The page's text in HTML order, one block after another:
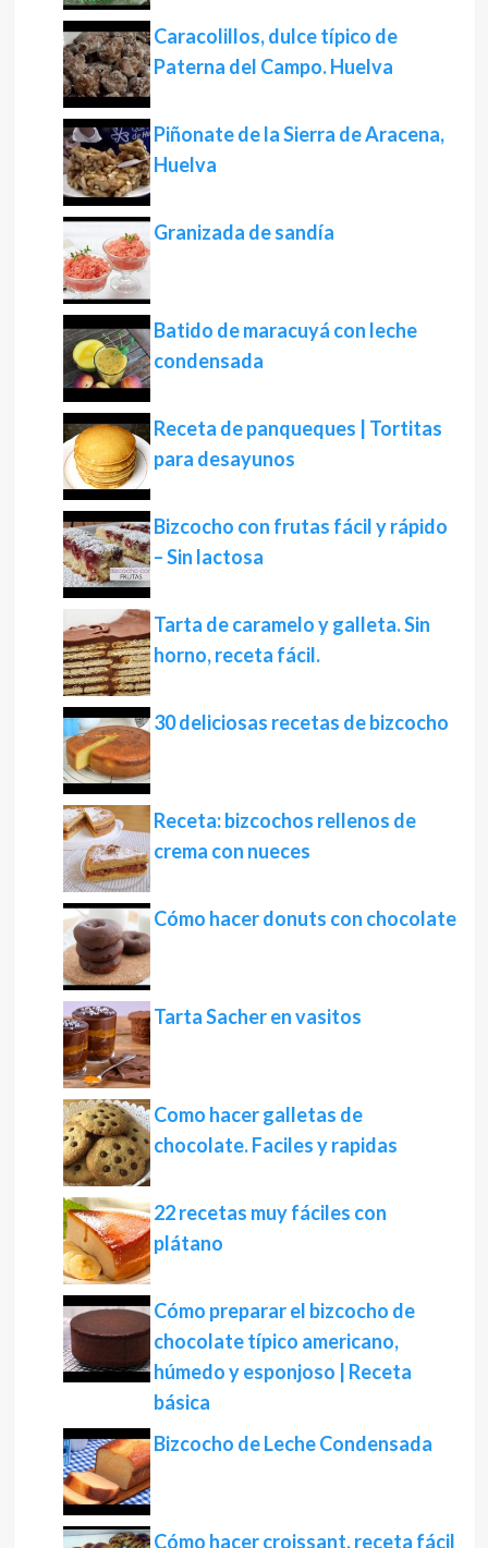
Caracolillos, dulce típico de
Paterna del Campo. Huelva
Piñonate de la Sierra de Aracena,
Huelva
Granizada de sandía
Batido de maracuyá con leche
condensada
Receta de panqueques | Tortitas
para desayunos
Bizcocho con frutas fácil y rápido
– Sin lactosa
Tarta de caramelo y galleta. Sin
horno, receta fácil.
30 deliciosas recetas de bizcocho
Receta: bizcochos rellenos de
crema con nueces
Cómo hacer donuts con chocolate
Tarta Sacher en vasitos
Como hacer galletas de
chocolate. Faciles y rapidas
22 recetas muy fáciles con
plátano
Cómo preparar el bizcocho de
chocolate típico americano,
húmedo y esponjoso | Receta
básica
Bizcocho de Leche Condensada
Cómo hacer croissant, receta fácil